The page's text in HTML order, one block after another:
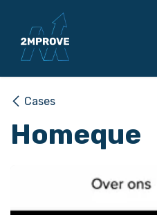
Cases
Homeque